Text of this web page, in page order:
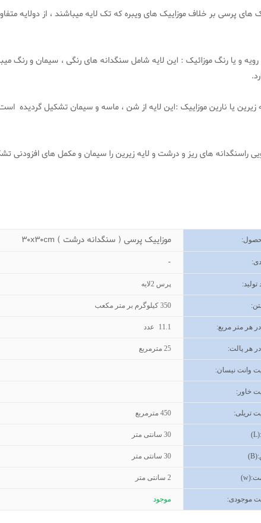
های پرسی بر خلاف موزاییک های ویبره که تک لایه میباشند ، از دولایه
رویه و یا رنگ موزائیک : این لایه شامل سنگدانه های رنگی ، سیمان و
راسنگدانه های ریز و درشت و لایه زیرین را سیمان و مکمل های افزودنی
: موزاییک پرسی ( سنگدانه درشت ) 30x30cm
:
-
تولید: پرس 2لایه
:
350 کیلوگرم بر متر مکعب
در هر متر مربع: 11.1 عدد
در هر پالت: 25 مترمربع
وانت نیسان:
خاور :
تریلی:
450 مترمربع
(L):
30 سانتی متر
(B):
30 سانتی متر
(w):
2 سانتی متر
موجودی: موجود